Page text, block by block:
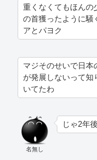
重くなくてもほんの
の首獲ったように騒
アとパヨク
マジそのせいで日本
が発展しないって知
いてたわ
名無し
じゃ2年